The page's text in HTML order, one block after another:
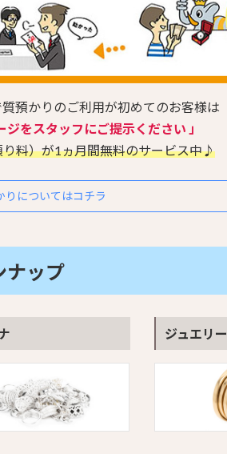
預かりのご利用が初めてのお客様は
ジをスタッフにご提示ください 」
り料）が1ヵ月間無料のサービス中♪
りについてはコチラ
ナップ
ジュエリー